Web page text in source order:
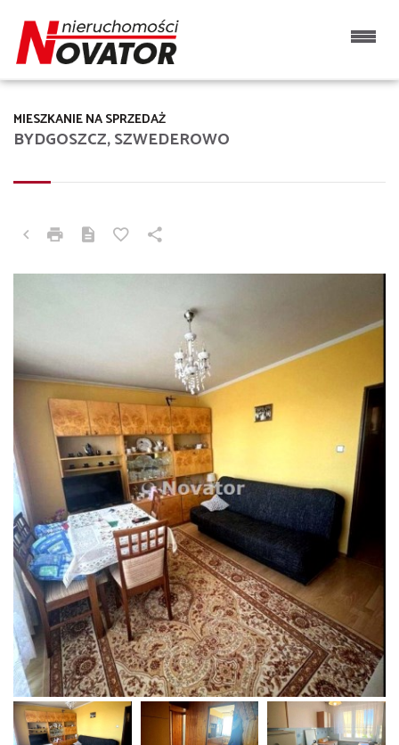
BYDGOSZCZ, SZWEDEROWO
MIESZKANIE NA SPRZEDAŻ